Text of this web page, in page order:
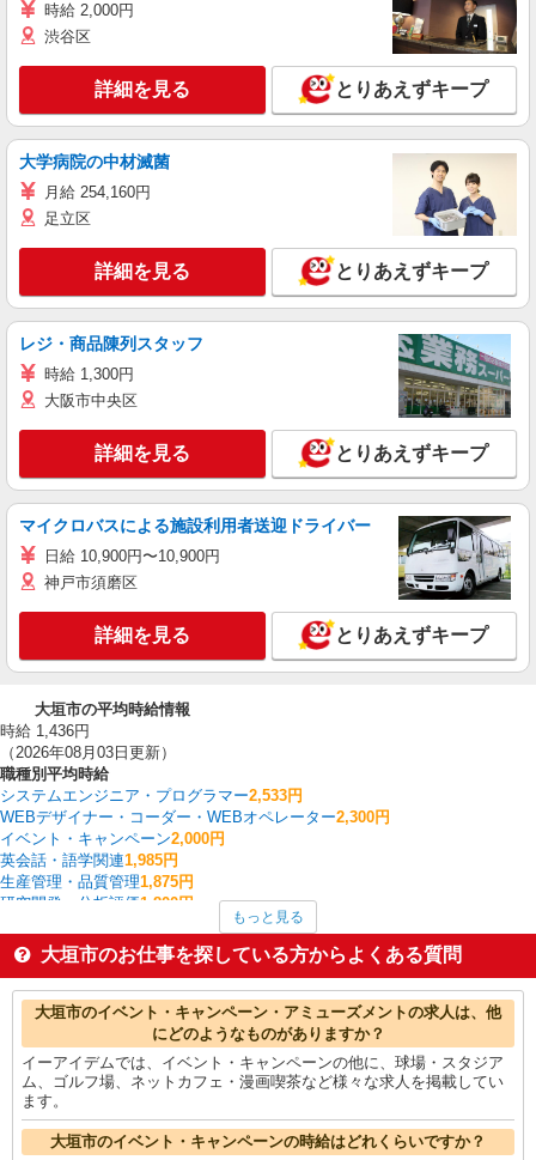
時給 2,000円
渋谷区
詳細を見る とりあえずキープ
大学病院の中材滅菌
月給 254,160円
足立区
詳細を見る とりあえずキープ
レジ・商品陳列スタッフ
時給 1,300円
大阪市中央区
詳細を見る とりあえずキープ
マイクロバスによる施設利用者送迎ドライバー
日給 10,900円〜10,900円
神戸市須磨区
詳細を見る とりあえずキープ
大垣市の平均時給情報
時給 1,436円
（2026年08月03日更新）
職種別平均時給
システムエンジニア・プログラマー2,533円
WEBデザイナー・コーダー・WEBオペレーター2,300円
イベント・キャンペーン2,000円
英会話・語学関連1,985円
生産管理・品質管理1,875円
研究開発・分析評価1,800円
看護師・保健師・看護助手・助産師 1,666円
建物管理・設備管理・マンション管理員1,600円
法人営業1,500円
製造・組立・加工1,484円
大垣市の他の職種の平均時給を見る
もっと見る
大垣市のお仕事を探している方からよくある質問
大垣市のイベント・キャンペーン・アミューズメントの求人は、他
にどのようなものがありますか？
イーアイデムでは、イベント・キャンペーンの他に、球場・スタジア
ム、ゴルフ場、ネットカフェ・漫画喫茶など様々な求人を掲載してい
ます。
大垣市のイベント・キャンペーンの時給はどれくらいですか？